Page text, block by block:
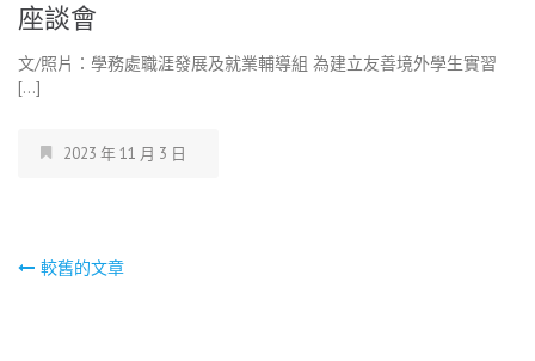
座談會
文/照片：學務處職涯發展及就業輔導組 為建立友善境外學生實習
[…]
2023 年 11 月 3 日
文較舊的文章